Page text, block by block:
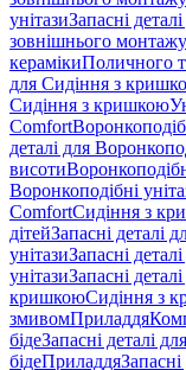
унітазиЗапасні
зовнішнього монтажу
керамікиПоличного
для Сидіння з
Сидіння з кришкою
Comfort
деталі для
висоти
Воронкоподібні
ComfortСидіння з
дітейЗапасні деталі
унітазиЗапасні
унітазиЗапасні
кришкоюСидіння з
змивомПриладдя
бідеЗапасні деталі
бідеПриладдя